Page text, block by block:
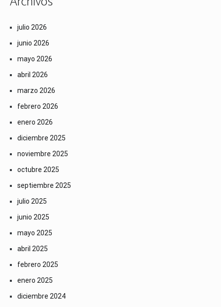
julio 2026
junio 2026
mayo 2026
abril 2026
marzo 2026
febrero 2026
enero 2026
diciembre 2025
noviembre 2025
octubre 2025
septiembre 2025
julio 2025
junio 2025
mayo 2025
abril 2025
febrero 2025
enero 2025
diciembre 2024